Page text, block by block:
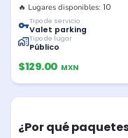
🔥 Lugares disponibles: 10
Tipo de servicio
Valet parking
Tipo de lugar
Público
$129.00 MXN
¿Por qué